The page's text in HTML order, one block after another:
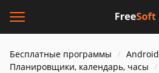
Бесплатные программы Android
Планировщики, календарь, часы